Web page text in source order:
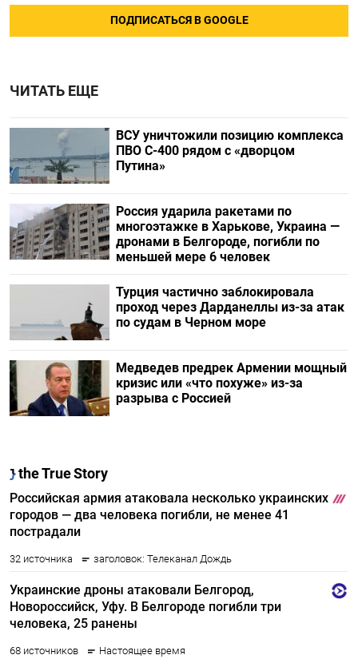
ПОДПИСАТЬСЯ В GOOGLE
ЧИТАТЬ ЕЩЕ
ВСУ уничтожили позицию комплекса
ПВО С-400 рядом с «дворцом
Путина»
Россия ударила ракетами по
многоэтажке в Харькове, Украина —
дронами в Белгороде, погибли по
меньшей мере 6 человек
Турция частично заблокировала
проход через Дарданеллы из-за атак
по судам в Черном море
Медведев предрек Армении мощный
кризис или «что похуже» из-за
разрыва с Россией